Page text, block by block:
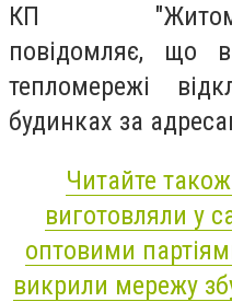
КП
повідомляє, що
тепломережі
будинках за
Читайте
виготовляли у
оптовими
викрили мережу